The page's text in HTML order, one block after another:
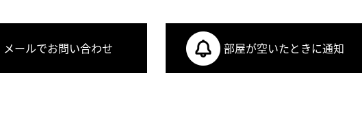
メールでお問い合わせ 部屋が空いたときに通知